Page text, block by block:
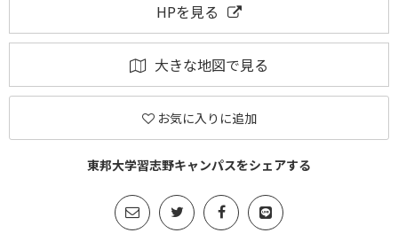
HPを見る
大きな地図で見る
お気に入りに追加
東邦大学習志野キャンパスをシェアする